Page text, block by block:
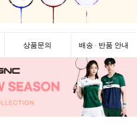
상품문의 배송 · 반품 안내